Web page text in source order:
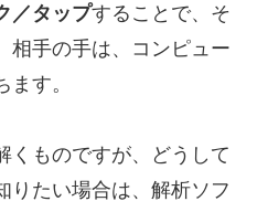
／タップすることで、そ
相手の手は、コンピュー
す。
くものですが、どうして
りたい場合は、解析ソフ